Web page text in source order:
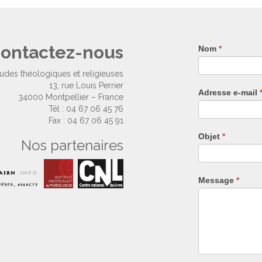
nous
théologiques et religieuses
13, rue Louis Perrier
34000 Montpellier – France
Tél : 04 67 06 45 76
Fax : 04 67 06 45 91
Nos partenaires
Nom *
Adresse e-mail *
Objet *
Message *
Si
vous
êtes
humain,
remplissez
ce